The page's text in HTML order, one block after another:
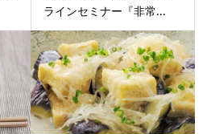
ラインセミナー『非常...